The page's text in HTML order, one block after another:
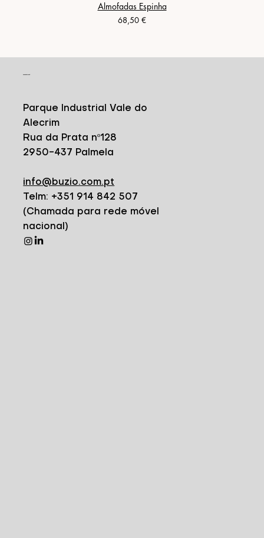
Almofadas Espinha
Prix
68,50 €
CONTACT
Parque Industrial Vale do
Alecrim
Rua da Prata nº128
2950-437 Palmela
info@buzio.com.pt
Telm: +351 914 842 507
(Chamada para rede móvel
nacional)